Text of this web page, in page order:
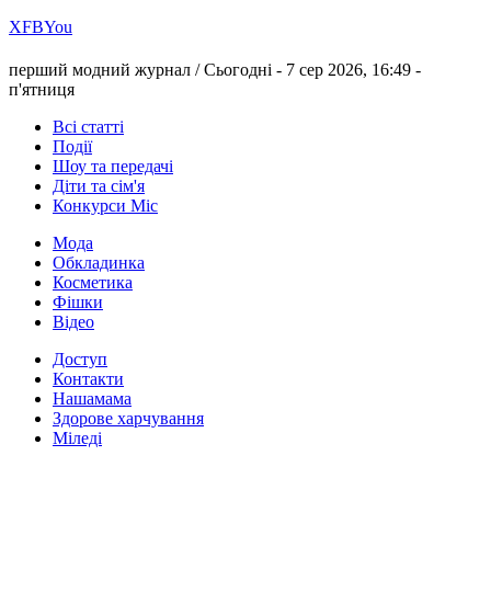
ХFBYou
перший модний журнал /Сьогодні - 7 сер 2026, 16:49 -
п'ятниця
Всі статті
Події
Шоу та передачі
Діти та сім'я
Конкурси Міс
Мода
Обкладинка
Косметика
Фішки
Відео
Доступ
Контакти
Нашамама
Здорове харчування
Міледі